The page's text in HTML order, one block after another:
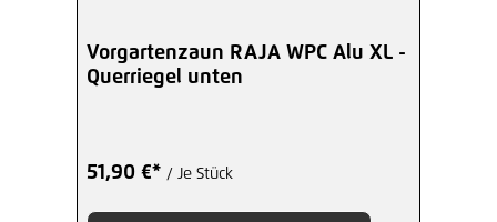
Vorgartenzaun RAJA WPC Alu XL -
Querriegel unten
51,90 €* / Je Stück